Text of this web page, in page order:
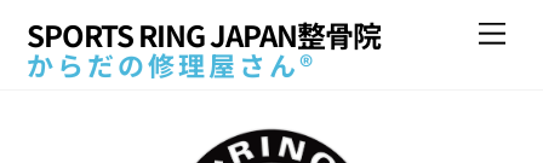
SPORTS RING JAPAN整骨院
からだの修理屋さん®